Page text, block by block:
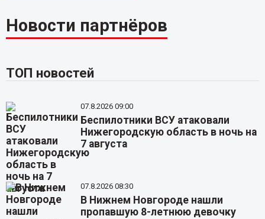
Новости партнёров
ТОП новостей
07.8.2026 09:00
Беспилотники ВСУ атаковали
Нижегородскую область в ночь на
7 августа
07.8.2026 08:30
В Нижнем Новгороде нашли
пропавшую 8-летнюю девочку